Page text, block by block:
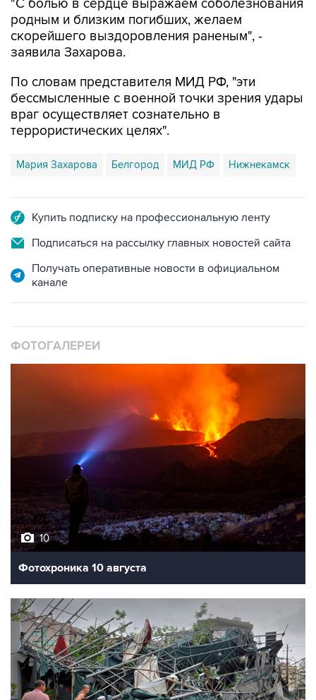
"С болью в сердце выражаем соболезнования
родным и близким погибших, желаем
скорейшего выздоровления раненым", -
заявила Захарова.
По словам представителя МИД РФ, "эти
бессмысленные с военной точки зрения удары
враг осуществляет сознательно в
террористических целях".
Мария Захарова Белгород МИД РФ Нижнекамск
Купить подписку на профессиональную ленту
Подписаться на рассылку главных новостей сайта
Получать оперативные новости в официальном
канале
ФОТОГАЛЕРЕИ
10
Фотохроника 10 августа